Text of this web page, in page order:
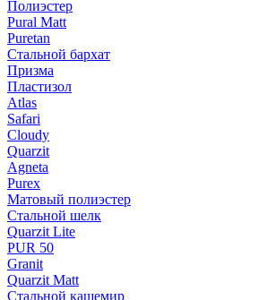
Полиэстер
Pural Matt
Puretan
Стальной бархат
Призма
Пластизол
Atlas
Safari
Cloudy
Quarzit
Agneta
Purex
Матовый полиэстер
Стальной шелк
Quarzit Lite
PUR 50
Granit
Quarzit Matt
Стальной кашемир